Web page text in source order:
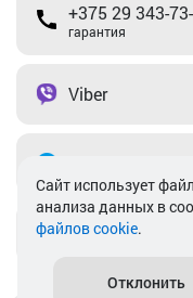
+375 29 343-
гарантия
Viber
Cайт использует
анализа данных в
файлов cookie.
Отклонить